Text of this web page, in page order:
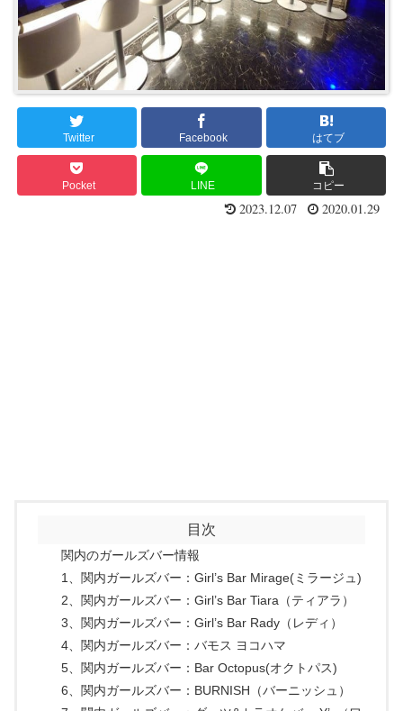
Twitter Facebook はてブ
Pocket LINE コピー
2023.12.07 2020.01.29
目次
関内のガールズバー情報
1、関内ガールズバー：Girl’s Bar Mirage(ミラージュ)
2、関内ガールズバー：Girl’s Bar Tiara（ティアラ）
3、関内ガールズバー：Girl’s Bar Rady（レディ）
4、関内ガールズバー：バモス ヨコハマ
5、関内ガールズバー：Bar Octopus(オクトパス)
6、関内ガールズバー：BURNISH（バーニッシュ）